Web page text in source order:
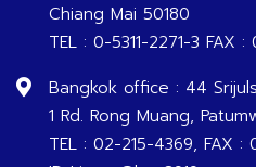
Chiang Mai 50180
TEL : 0-5311-2271-3 FAX :
Bangkok office : 44
1 Rd. Rong Muang,
TEL : 02-215-4369, FAX :